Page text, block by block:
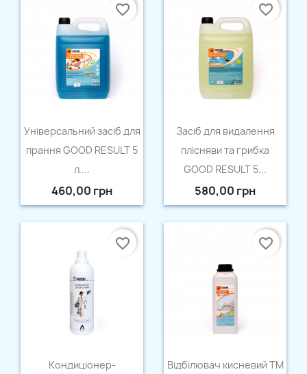
Швидкий перегляд
Універсальний засіб для
прання GOOD RESULT 5
л....
460,00 грн
favorite_border
Швидкий перегляд
Засіб для видалення
плісняви та грибка
GOOD RESULT 5...
580,00 грн
favorite_border
Швидкий перегляд
Кондицiонер-
favorite_border
Швидкий перегляд
Відбілювач кисневий ТМ
favorite_border